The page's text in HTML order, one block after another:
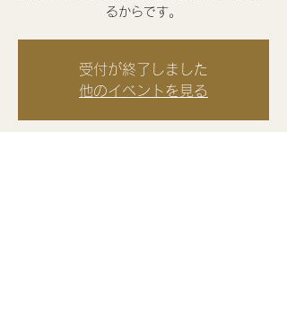
るからです。
受付が終了しました
他のイベントを見る